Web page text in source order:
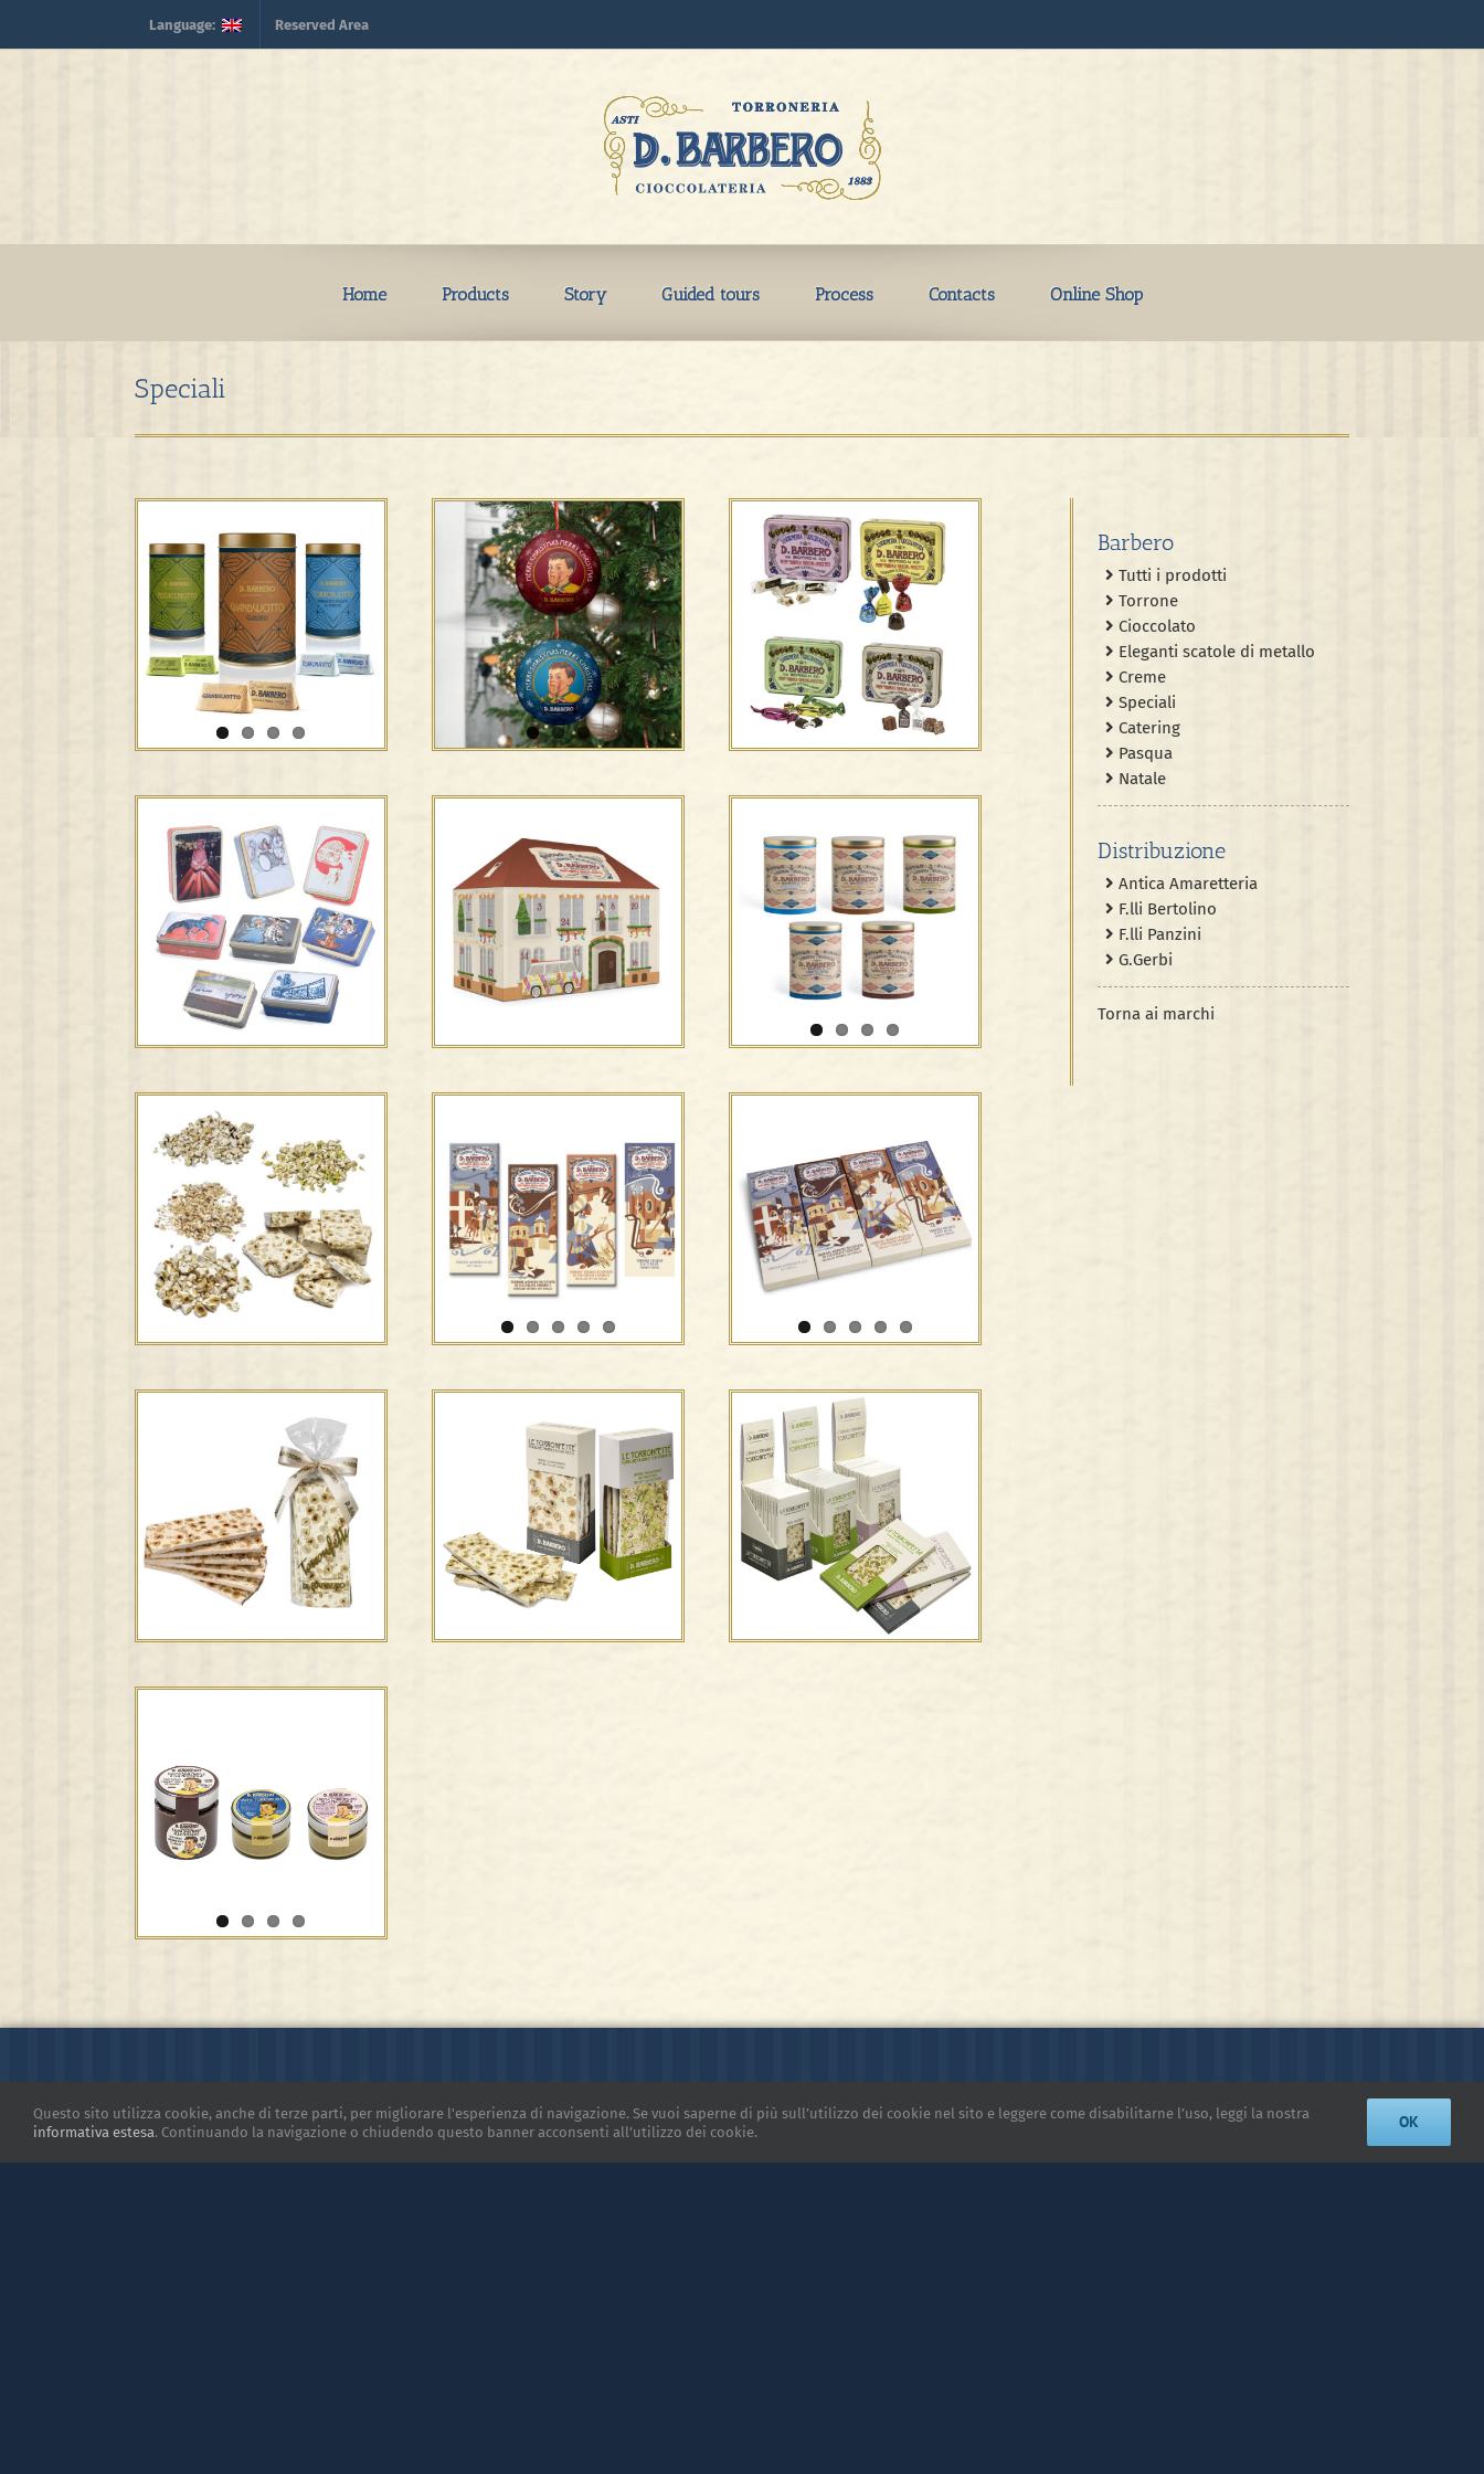
content
Language: Reserved Area
Home Products Story Guided tours Process Contacts Online Shop
Speciali
Scatole di metallo –
Edizioni d’artista
Boeri
Elegante scatola di
metallo
Scatole di metallo –
Edizioni d’artista
Boeri
Scatole di metallo –
Edizioni d’artista
Torrone bianco e
ricoperto con nocciole*
”Torrone ricoperto al Rum
e Cioccolato”
”Torrone ricoperto al Rum
e Cioccolato”
Le Torronfette®
Torroncino Creams:
spread cream
Barbero
Tutti i prodotti
Torrone
Cioccolato
Eleganti scatole di metallo
Creme
Speciali
Catering
Pasqua
Natale
Distribuzione
Antica Amaretteria
F.lli Bertolino
F.lli Panzini
G.Gerbi
Torna ai marchi
Questo sito utilizza cookie, anche di terze parti, per migliorare l'esperienza di navigazione. Se vuoi saperne di più sull’utilizzo dei cookie nel sito e leggere come disabilitarne l’uso, leggi la nostra
informativa estesa. Continuando la navigazione o chiudendo questo banner acconsenti all’utilizzo dei cookie. OK